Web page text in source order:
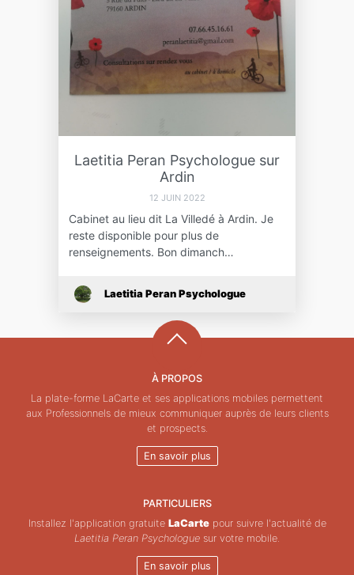
Laetitia Peran Psychologue sur
Ardin
12 JUIN 2022
Cabinet au lieu dit La Villedé à Ardin. Je
reste disponible pour plus de
renseignements. Bon dimanch…
Laetitia Peran Psychologue
À PROPOS
La plate-forme LaCarte et ses applications mobiles permettent
aux Professionnels de mieux communiquer auprès de leurs clients
et prospects.
En savoir plus
PARTICULIERS
Installez l'application gratuite LaCartepour suivre l'actualité de
Laetitia Peran Psychologue sur votre mobile.
En savoir plus